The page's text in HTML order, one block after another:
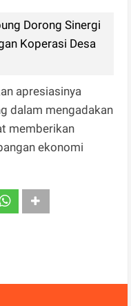
Dorong Sinergi
Koperasi Desa
apresiasinya
dalam mengadakan
memberikan
ekonomi